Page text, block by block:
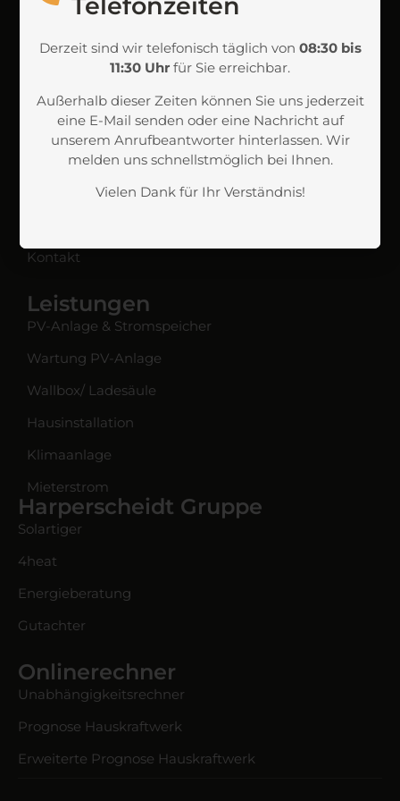
Termine nach Absprache
024216934921
info@solartiger.de
Unternehmen
Kundendienst
Kontakt
Leistungen
PV-Anlage & Stromspeicher
Wartung PV-Anlage
Wallbox/ Ladesäule
Hausinstallation
Klimaanlage
Mieterstrom
Harperscheidt Gruppe
Solartiger
4heat
Energieberatung
Gutachter
Onlinerechner
Unabhängigkeitsrechner
Prognose Hauskraftwerk
Erweiterte Prognose Hauskraftwerk
Telefonzeiten
Derzeit sind wir telefonisch täglich von 08:30 bis
11:30 Uhr für Sie erreichbar.
Außerhalb dieser Zeiten können Sie uns jederzeit
eine E-Mail senden oder eine Nachricht auf
unserem Anrufbeantworter hinterlassen. Wir
melden uns schnellstmöglich bei Ihnen.
Vielen Dank für Ihr Verständnis!